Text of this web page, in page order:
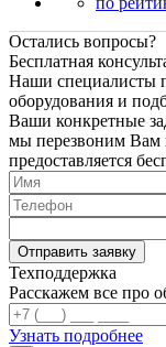
Остались вопросы?
Бесплатная
Наши специалисты
оборудования и
Ваши конкретные
мы перезвоним Вам
предоставляется
Техподдержка
Расскажем все про
Узнать подробнее